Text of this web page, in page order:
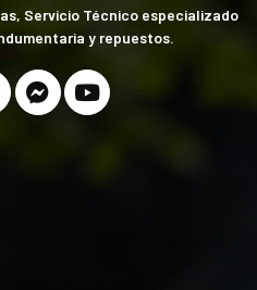
Servicio Técnico especializado
y repuestos.